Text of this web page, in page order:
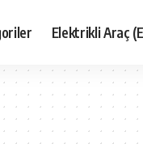
Elektrikli Araç